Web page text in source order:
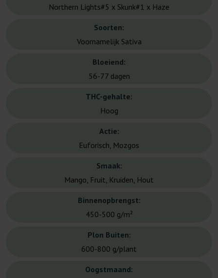
Northern Lights#5 x Skunk#1 x Haze
Soorten:
Voornamelijk Sativa
Bloeiend:
56-77 dagen
THC-gehalte:
Hoog
Actie:
Euforisch, Mozgos
Smaak:
Mango, Fruit, Kruiden, Hout
Binnenopbrengst:
450-500 g/m²
Plon Buiten:
600-800 g/plant
Oogstmaand: